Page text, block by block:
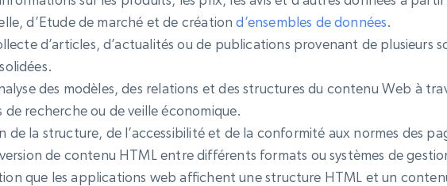
d’Etude de marché et de créationd’ensembles de données.
d’articles, d’actualités ou de publications provenant de plusieurs
des modèles, des relations et des structures du contenu Web à
recherche ou de veille économique.
de la structure, de l’accessibilité et de la conformité aux normes des
de contenu HTML entre différents formats ou systèmes de
que les applications web affichent une structure HTML et un